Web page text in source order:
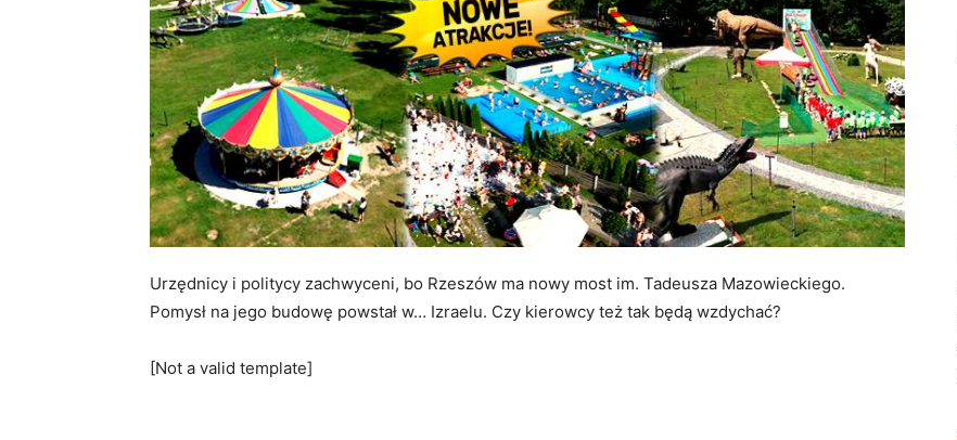
Urzędnicy i politycy zachwyceni, bo Rzeszów ma nowy most im. Tadeusza Mazowieckiego.
Pomysł na jego budowę powstał w… Izraelu. Czy kierowcy też tak będą wzdychać?
[Not a valid template]